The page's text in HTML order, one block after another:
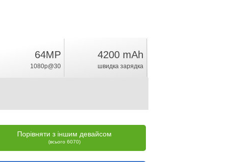
64MP
1080p@30
4200 mAh
швидка зарядка
Порівняти з іншим девайсом
(всього 6070)